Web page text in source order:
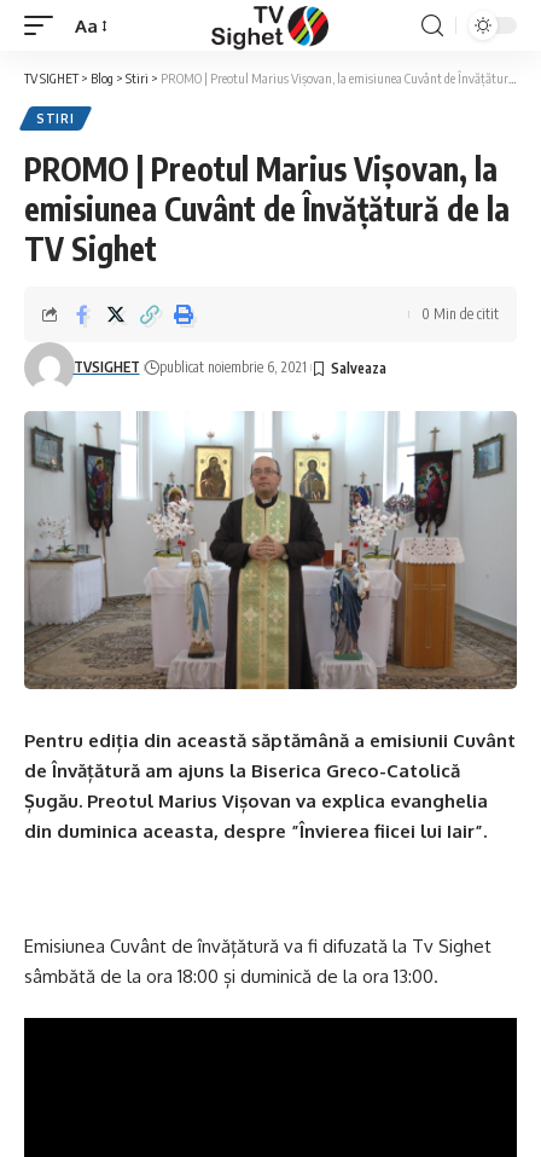
Font
Resizer
Aa
TV SIGHET> Blog > Stiri > PROMO | Preotul Marius Vișovan, la emisiunea Cuvânt de Învățătură de la TV Sighet
STIRI
PROMO | Preotul Marius Vișovan, la
emisiunea Cuvânt de Învățătură de la
TV Sighet
TVSIGHET publicat noiembrie 6, 2021
0 Min de citit
Pentru ediția din această săptămână a emisiunii Cuvânt
de Învățătură am ajuns la Biserica Greco-Catolică
Șugău. Preotul Marius Vișovan va explica evanghelia
din duminica aceasta, despre ”Învierea fiicei lui Iair”.
Emisiunea Cuvânt de învățătură va fi difuzată la Tv Sighet
sâmbătă de la ora 18:00 și duminică de la ora 13:00.